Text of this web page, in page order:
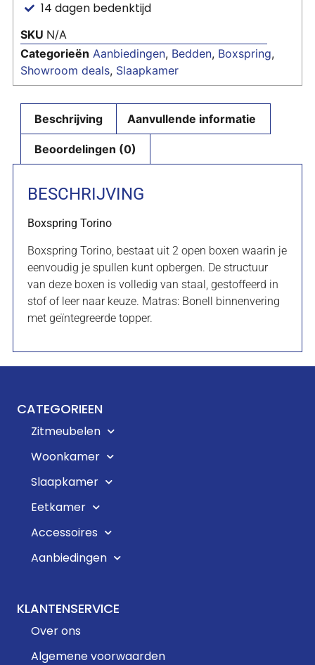
14 dagen bedenktijd
SKU N/A
Categorieën Aanbiedingen, Bedden, Boxspring,
Showroom deals, Slaapkamer
Beschrijving Aanvullende informatie
Beoordelingen (0)
BESCHRIJVING
Boxspring Torino
Boxspring Torino, bestaat uit 2 open boxen waarin je
eenvoudig je spullen kunt opbergen. De structuur
van deze boxen is volledig van staal, gestoffeerd in
stof of leer naar keuze. Matras: Bonell binnenvering
met geïntegreerde topper.
CATEGORIEEN
Zitmeubelen
Woonkamer
Slaapkamer
Eetkamer
Accessoires
Aanbiedingen
KLANTENSERVICE
Over ons
Algemene voorwaarden